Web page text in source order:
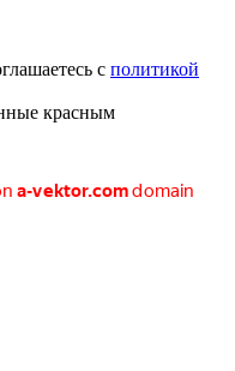
с политикой
красным